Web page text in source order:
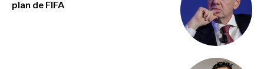
plan de FIFA